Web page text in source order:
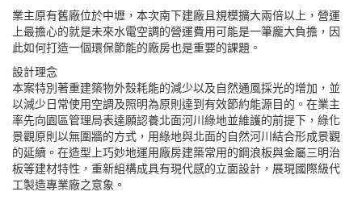
業主原有舊廠位於中壢，本次南下建廠且規模擴大兩倍以上，營運
上最擔心的就是未來水電空調的營運費用可能是一筆龐大負擔，因
此如何打造一個環保節能的廠房也是重要的課題。
設計理念
本案特別著重建築物外殼耗能的減少以及自然通風採光的增加，並
以減少日常使用空調及照明為原則達到有效節約能源目的。在業主
率先向園區管理局表達願認養北面河川綠地並維護的前提下，綠化
景觀原則以無圍牆的方式，用綠地與北面的自然河川結合形成景觀
的延續。在造型上巧妙地運用廠房建築常用的鋼浪板與金屬三明治
板等建材特性，重新組構成具有現代感的立面設計，展現國際級代
工製造專業廠之意象。